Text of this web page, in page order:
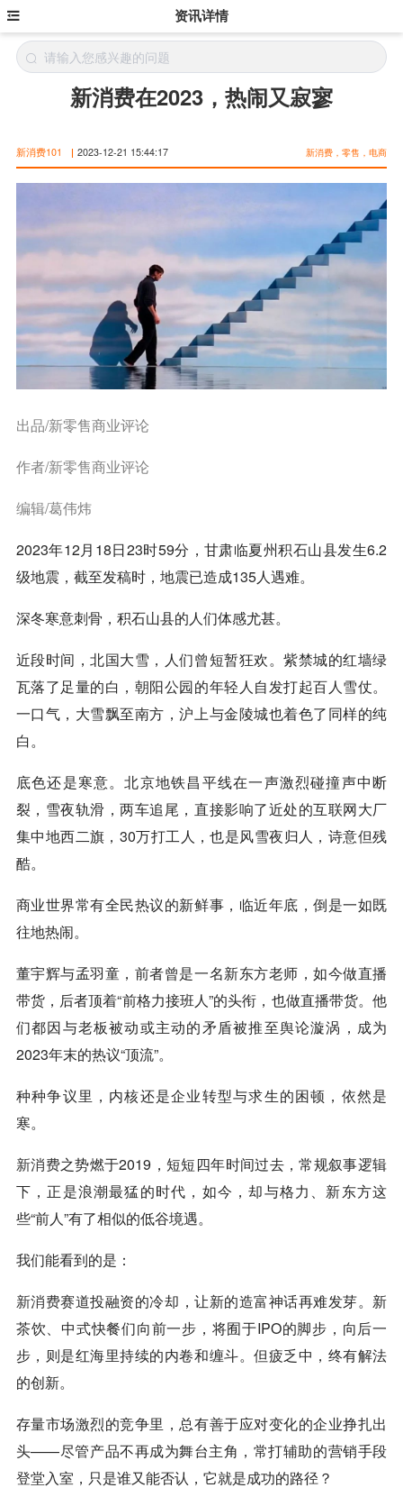
资讯详情
新消费在2023，热闹又寂寥
新消费101 | 2023-12-21 15:44:17 新消费，零售，电商
出品/新零售商业评论
作者/新零售商业评论
编辑/葛伟炜
2023年12月18日23时59分，甘肃临夏州积石山县发生6.2
级地震，截至发稿时，地震已造成135人遇难。
深冬寒意刺骨，积石山县的人们体感尤甚。
近段时间，北国大雪，人们曾短暂狂欢。紫禁城的红墙绿
瓦落了足量的白，朝阳公园的年轻人自发打起百人雪仗。
一口气，大雪飘至南方，沪上与金陵城也着色了同样的纯
白。
底色还是寒意。北京地铁昌平线在一声激烈碰撞声中断
裂，雪夜轨滑，两车追尾，直接影响了近处的互联网大厂
集中地西二旗，30万打工人，也是风雪夜归人，诗意但残
酷。
商业世界常有全民热议的新鲜事，临近年底，倒是一如既
往地热闹。
董宇辉与孟羽童，前者曾是一名新东方老师，如今做直播
带货，后者顶着“前格力接班人”的头衔，也做直播带货。他
们都因与老板被动或主动的矛盾被推至舆论漩涡，成为
2023年末的热议“顶流”。
种种争议里，内核还是企业转型与求生的困顿，依然是
寒。
新消费之势燃于2019，短短四年时间过去，常规叙事逻辑
下，正是浪潮最猛的时代，如今，却与格力、新东方这
些“前人”有了相似的低谷境遇。
我们能看到的是：
新消费赛道投融资的冷却，让新的造富神话再难发芽。新
茶饮、中式快餐们向前一步，将囿于IPO的脚步，向后一
步，则是红海里持续的内卷和缠斗。但疲乏中，终有解法
的创新。
存量市场激烈的竞争里，总有善于应对变化的企业挣扎出
头——尽管产品不再成为舞台主角，常打辅助的营销手段
登堂入室，只是谁又能否认，它就是成功的路径？